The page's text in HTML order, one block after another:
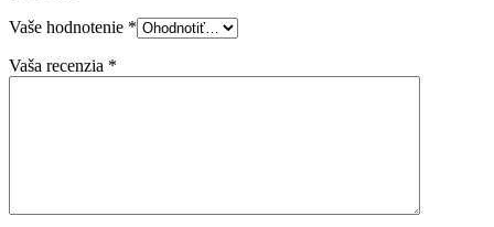
Vaše hodnotenie *
Vaša recenzia *